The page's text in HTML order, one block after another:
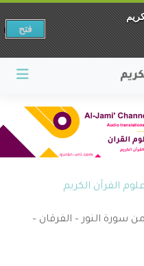
علوم القرآن الكريم
سورة النور – الفرقان –
فتح